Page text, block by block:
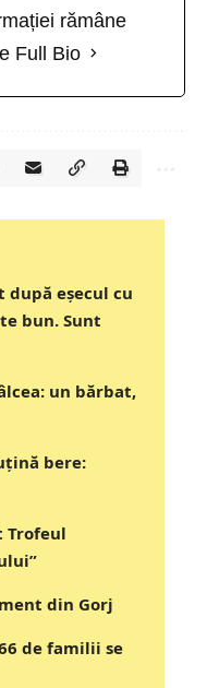
rămâne
Full Bio
eșecul cu
bun. Sunt
un bărbat,
bere:
Trofeul
din Gorj
de familii se